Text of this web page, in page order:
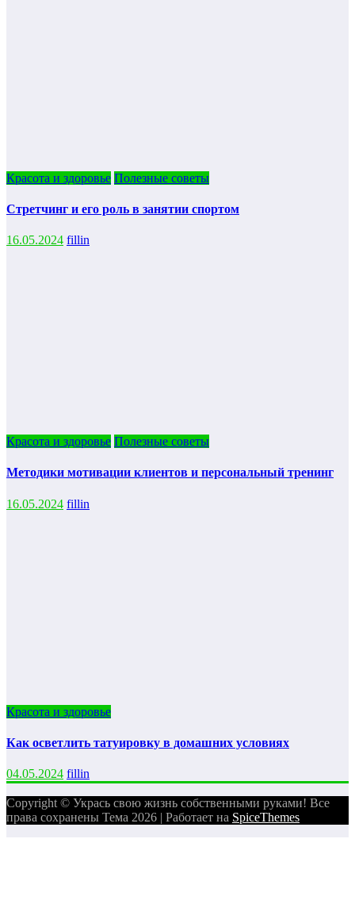
Красота и здоровье Полезные советы
Стретчинг и его роль в занятии спортом
16.05.2024 fillin
Красота и здоровье Полезные советы
Методики мотивации клиентов и персональный тренинг
16.05.2024 fillin
Красота и здоровье
Как осветлить татуировку в домашних условиях
04.05.2024 fillin
Copyright © Укрась свою жизнь собственными руками! Все
права сохранены Тема 2026 | Работает на SpiceThemes